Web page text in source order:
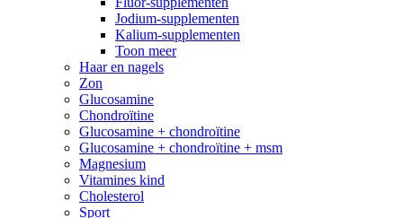
Jodium-supplementen
Kalium-supplementen
Toon meer
Haar en nagels
Zon
Glucosamine
Chondroïtine
Glucosamine + chondroïtine
Glucosamine + chondroïtine + msm
Magnesium
Vitamines kind
Cholesterol
Sport